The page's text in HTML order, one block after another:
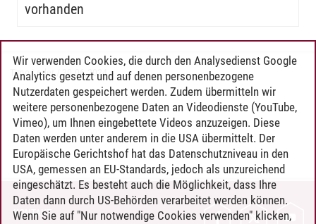
vorhanden
Timo Leder/30.06.2024
KONTAKT
Wir verwenden Cookies, die durch den Analysedienst Google
Analytics gesetzt und auf denen personenbezogene
Nutzerdaten gespeichert werden. Zudem übermitteln wir
weitere personenbezogene Daten an Videodienste (YouTube,
Vimeo), um Ihnen eingebettete Videos anzuzeigen. Diese
Daten werden unter anderem in die USA übermittelt. Der
Europäische Gerichtshof hat das Datenschutzniveau in den
USA, gemessen an EU-Standards, jedoch als unzureichend
eingeschätzt. Es besteht auch die Möglichkeit, dass Ihre
Daten dann durch US-Behörden verarbeitet werden können.
Wenn Sie auf "Nur notwendige Cookies verwenden" klicken,